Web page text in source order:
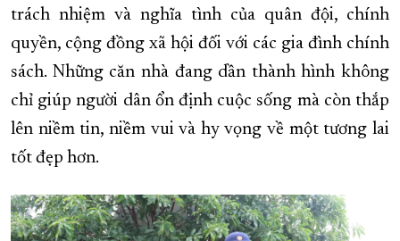
trách nhiệm và nghĩa tình của quân đội, chính
quyền, cộng đồng xã hội đối với các gia đình chính
sách. Những căn nhà đang dần thành hình không
chỉ giúp người dân ổn định cuộc sống mà còn thắp
lên niềm tin, niềm vui và hy vọng về một tương lai
tốt đẹp hơn.